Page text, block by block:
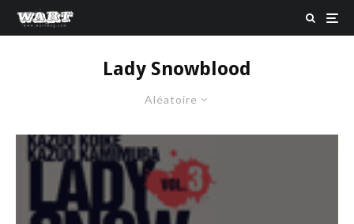
Lady Snowblood
Aléatoire